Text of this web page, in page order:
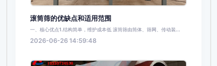
滚筒筛的优缺点和适用范围
一、核心优点1.结构简单，维护成本低 滚筒筛由筒体、筛网、传动装...
2026-06-26 14:59:48